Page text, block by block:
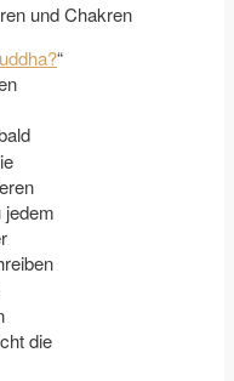
und Chakren
“
jedem
die